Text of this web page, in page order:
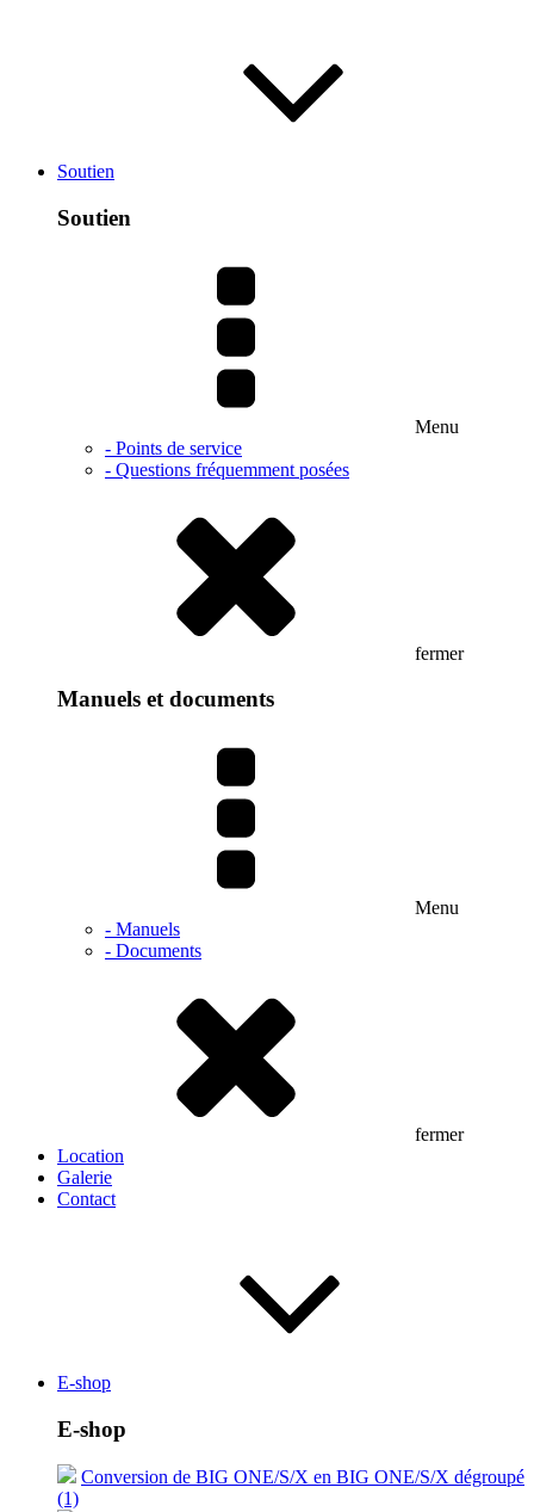
Soutien
Soutien
Menu
- Points de service
- Questions fréquemment posées
fermer
Manuels et documents
Menu
- Manuels
- Documents
fermer
Location
Galerie
Contact
E-shop
E-shop
Conversion de BIG ONE/S/X en BIG ONE/S/X dégroupé
(1)